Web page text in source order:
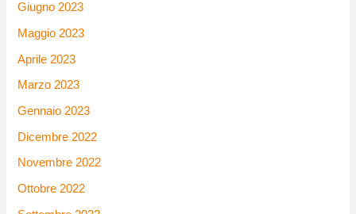
Giugno 2023
Maggio 2023
Aprile 2023
Marzo 2023
Gennaio 2023
Dicembre 2022
Novembre 2022
Ottobre 2022